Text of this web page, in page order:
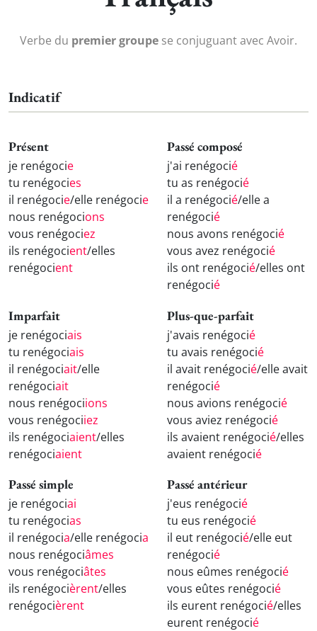
Verbe du premier groupe se conjuguant avec Avoir.
Indicatif
Présent
je renégocie
tu renégocies
il renégocie/elle renégocie
nous renégocions
vous renégociez
ils renégocient/elles
renégocient
Passé composé
j'ai renégocié
tu as renégocié
il a renégocié/elle a
renégocié
nous avons renégocié
vous avez renégocié
ils ont renégocié/elles ont
renégocié
Imparfait
je renégociais
tu renégociais
il renégociait/elle
renégociait
nous renégociions
vous renégociiez
ils renégociaient/elles
renégociaient
Plus-que-parfait
j'avais renégocié
tu avais renégocié
il avait renégocié/elle avait
renégocié
nous avions renégocié
vous aviez renégocié
ils avaient renégocié/elles
avaient renégocié
Passé simple
je renégociai
tu renégocias
il renégocia/elle renégocia
nous renégociâmes
vous renégociâtes
ils renégocièrent/elles
renégocièrent
Passé antérieur
j'eus renégocié
tu eus renégocié
il eut renégocié/elle eut
renégocié
nous eûmes renégocié
vous eûtes renégocié
ils eurent renégocié/elles
eurent renégocié